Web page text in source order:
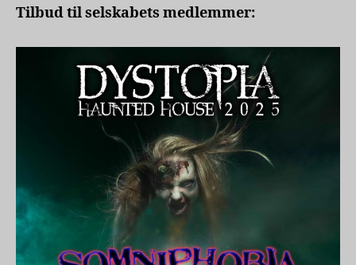
Tilbud til selskabets medlemmer: